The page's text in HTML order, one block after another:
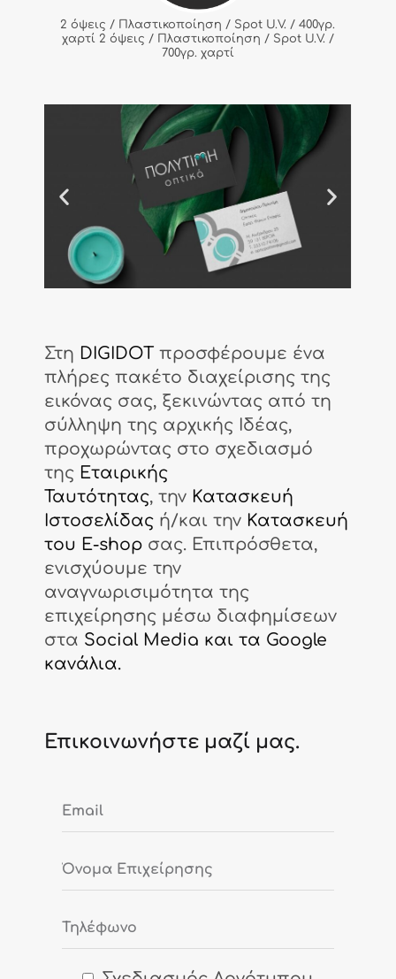
2 όψεις / Πλαστικοποίηση / Spot U.V. / 400γρ.
χαρτί 2 όψεις / Πλαστικοποίηση / Spot U.V. /
700γρ. χαρτί
Στη DIGIDOT προσφέρουμε ένα
πλήρες πακέτο διαχείρισης της
εικόνας σας, ξεκινώντας από τη
σύλληψη της αρχικής Ιδέας,
προχωρώντας στο σχεδιασμό
της Εταιρικής
Ταυτότητας, την Κατασκευή
Ιστοσελίδας ή/και την Κατασκευή
του E-shop σας. Επιπρόσθετα,
ενισχύουμε την
αναγνωρισιμότητα της
επιχείρησης μέσω διαφημίσεων
στα Social Media και τα Google
κανάλια.
Επικοινωνήστε μαζί μας.